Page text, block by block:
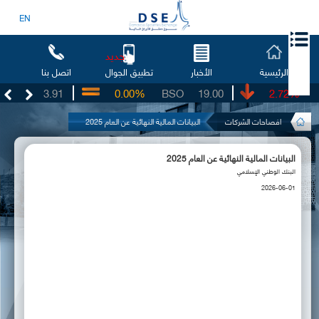
EN
الرئيسية الأخبار تطبيق الجوال
جديد
اتصل بنا
3.91
UG 19.00
BSO
0.00% -2.72%
افصاحات الشركات البيانات المالية النهائية عن العام 2025
البيانات المالية النهائية عن العام 2025
البنك الوطني الإسلامي
2026-06-01